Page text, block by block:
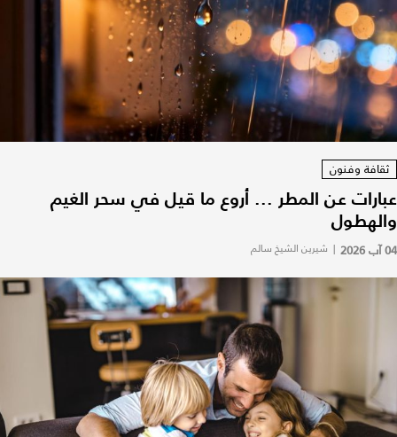
ثقافة وفنون
عبارات عن المطر ... أروع ما قيل في سحر الغيم
والهطول
04 آب 2026 | شيرين الشيخ سالم